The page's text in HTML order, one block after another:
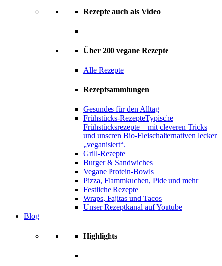
Rezepte auch als Video
Über 200 vegane Rezepte
Alle Rezepte
Rezeptsammlungen
Gesundes für den Alltag
Frühstücks-RezepteTypische
Frühstücksrezepte – mit cleveren Tricks
und unseren Bio-Fleischalternativen lecker
„veganisiert“.
Grill-Rezepte
Burger & Sandwiches
Vegane Protein-Bowls
Pizza, Flammkuchen, Pide und mehr
Festliche Rezepte
Wraps, Fajitas und Tacos
Unser Rezeptkanal auf Youtube
Blog
Highlights